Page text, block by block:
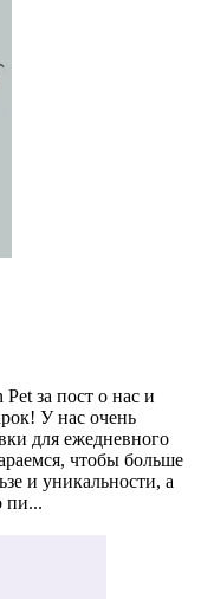
за пост о нас и
У нас очень
для ежедневного
чтобы больше
и уникальности, а
пи...